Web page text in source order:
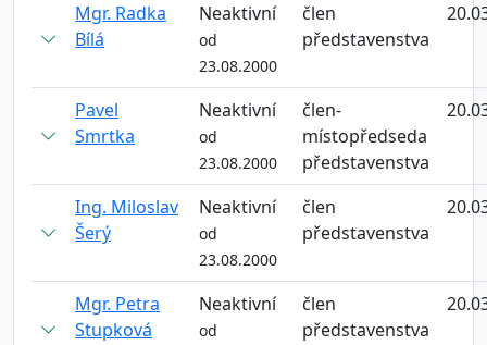
Mgr. Radka
Bílá
Neaktivní
od
23.08.2000
člen
představenstva
Pavel
Smrtka
Neaktivní
od
23.08.2000
člen-
místopředseda
představenstva
Ing. Miloslav
Šerý
Neaktivní
od
23.08.2000
člen
představenstva
Mgr. Petra
Stupková
Neaktivní
od
člen
představenstva